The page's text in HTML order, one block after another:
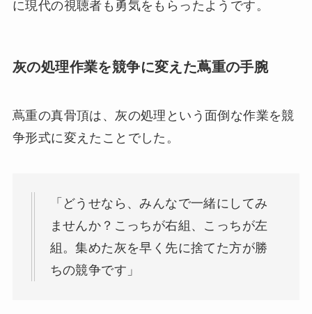
に現代の視聴者も勇気をもらったようです。
灰の処理作業を競争に変えた蔦重の手腕
蔦重の真骨頂は、灰の処理という面倒な作業を競
争形式に変えたことでした。
「どうせなら、みんなで一緒にしてみ
ませんか？こっちが右組、こっちが左
組。集めた灰を早く先に捨てた方が勝
ちの競争です」